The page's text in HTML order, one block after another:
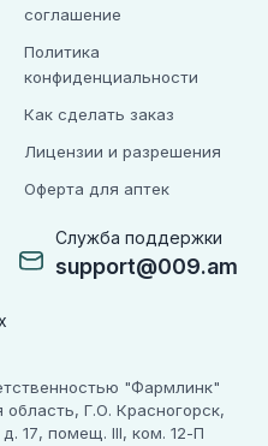
Служба поддержки
support@009.am
соглашение
Политика
конфиденциальности
Как сделать заказ
Лицензии и разрешения
Оферта для аптек
"Фармлинк"
Г.О. Красногорск,
17, помещ. III, ком. 12-П